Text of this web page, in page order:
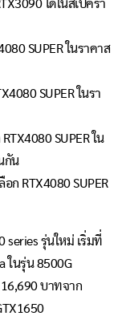
ได้ในสเปครา
SUPER ในราคาส
SUPER ในรา
SUPER ใน
กัน
ก RTX4080 SUPER
series รุ่นใหม่ เริ่มที่
ในรุ่น 8500G
บาทจาก